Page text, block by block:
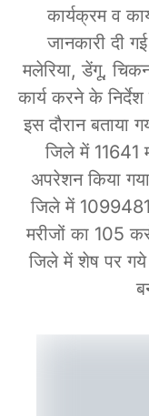
कार्यक्रम व
जानकारी दी
मलेरिया, डेंगू,
कार्य करने के
इस दौरान बताया
जिले में 11641
अपरेशन किया
जिले में 1099481
मरीजों का 105
जिले में शेष पर गये